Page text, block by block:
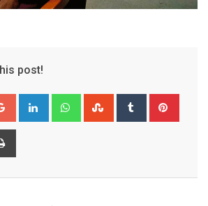
post!
Google+ LinkedIn WhatsappStumbleUpon
Tumblr